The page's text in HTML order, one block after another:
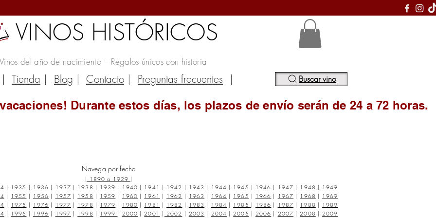
VINOS HISTÓRICOS
Vinos del año de nacimiento – Regalos únicos con historia
| Tienda | Blog | Contacto | Preguntas frecuentes | Buscar vino
Durante estos días, los plazos de envío serán de 24 a 72 horas.
Navega por fecha
| 1890 a 1929 |
| 1935 | 1936 | 1937 | 1938 | 1939 | 1940 | 1941 | 1942 | 1943 | 1944 | 1945 | 1946 | 1947 | 1948 | 1949
| 1955 | 1956 | 1957 | 1958 | 1959 | 1960 | 1961 | 1962 | 1963 | 1964 | 1965 | 1966 | 1967 | 1968 | 1969
| 1975 | 1976 | 1977 | 1978 | 1979 | 1980 | 1981 | 1982 | 1983 | 1984 | 1985 | 1986 | 1987 | 1988 | 1989
| 1995 | 1996 | 1997 | 1998 | 1999 | 2000 | 2001 | 2002 | 2003 | 2004 | 2005 | 2006 | 2007 | 2008 | 2009